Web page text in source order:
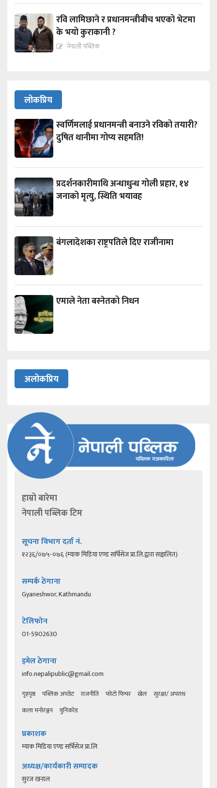
रवि लामिछाने र प्रधानमन्त्रीबीच भएको भेटमा
के भयो कुराकानी ?
नेपाली पब्लिक
लोकप्रिय
स्वर्णिमलाई प्रधानमन्त्री बनाउने रविको तयारी?
दुषित थानीमा गोप्य सहमति!
प्रदर्शनकारीमाथि अन्धाधुन्ध गोली प्रहार, १४
जनाको मृत्यु, स्थिति भयावह
बंगलादेशका राष्ट्रपतिले दिए राजीनामा
एमाले नेता बस्नेतको निधन
अलोकप्रिय
हाम्रो बारेमा
नेपाली पब्लिक टिम
सूचना विभाग दर्ता नं.
१२३६/०७५-०७६ (म्याक मिडिया एण्ड सर्भिसेज प्रा.लि.द्वारा सञ्चालित)
सम्पर्क ठेगाना
Gyaneshwor, Kathmandu
टेलिफोन
01-5902630
इमेल ठेगाना
info.nepalipublic@gmail.com
गृहपृष्ठ पब्लिक अपडेट राजनीति फोटो फिचर खेल
सुरक्षा/ अपराध
कला मनोरञ्जन
युनिकोड
प्रकाशक
म्याक मिडिया एण्ड सर्भिसेज प्रा.लि
अध्यक्ष/कार्यकारी सम्पादक
सुरज खनाल